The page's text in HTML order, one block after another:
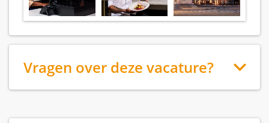
Vragen over deze vacature?